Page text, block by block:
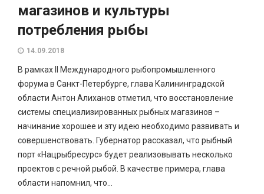
магазинов и культуры
потребления рыбы
14.09.2018
В рамках II Международного рыбопромышленного
форума в Санкт-Петербурге, глава Калининградской
области Антон Алиханов отметил, что восстановление
системы специализированных рыбных магазинов –
начинание хорошее и эту идею необходимо развивать и
совершенствовать. Губернатор рассказал, что рыбный
порт «Нацрыбресурс» будет реализовывать несколько
проектов с речной рыбой. В качестве примера, глава
области напомнил, что...